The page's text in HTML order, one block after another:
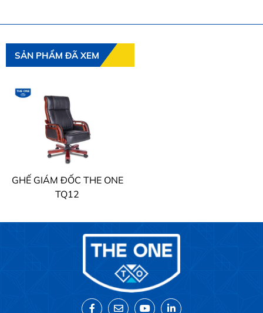
SẢN PHẨM ĐÃ XEM
GHẾ GIÁM ĐỐC THE ONE
TQ12